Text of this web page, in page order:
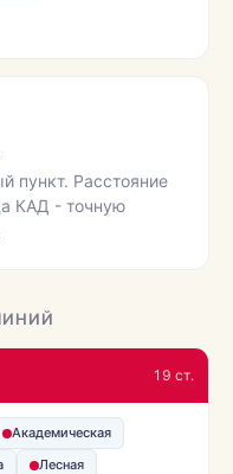
пункт. Расстояние
КАД - точную
19 ст.
Академическая
Лесная